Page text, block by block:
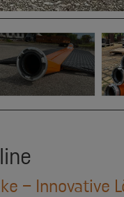
– Innovative